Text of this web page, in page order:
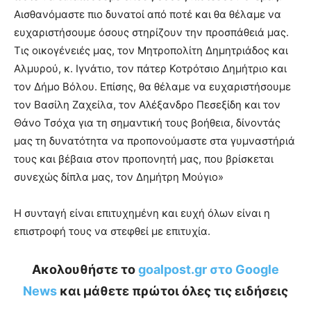
Αισθανόμαστε πιο δυνατοί από ποτέ και θα θέλαμε να
ευχαριστήσουμε όσους στηρίζουν την προσπάθειά μας.
Τις οικογένειές μας, τον Μητροπολίτη Δημητριάδος και
Αλμυρού, κ. Ιγνάτιο, τον πάτερ Κοτρότσιο Δημήτριο και
τον Δήμο Βόλου. Επίσης, θα θέλαμε να ευχαριστήσουμε
τον Βασίλη Ζαχείλα, τον Αλέξανδρο Πεσεξίδη και τον
Θάνο Τσόχα για τη σημαντική τους βοήθεια, δίνοντάς
μας τη δυνατότητα να προπονούμαστε στα γυμναστήριά
τους και βέβαια στον προπονητή μας, που βρίσκεται
συνεχώς δίπλα μας, τον Δημήτρη Μούγιο»
Η συνταγή είναι επιτυχημένη και ευχή όλων είναι η
επιστροφή τους να στεφθεί με επιτυχία.
Ακολουθήστε τοgoalpost.gr στο Google
News και μάθετε πρώτοι όλες τις ειδήσεις